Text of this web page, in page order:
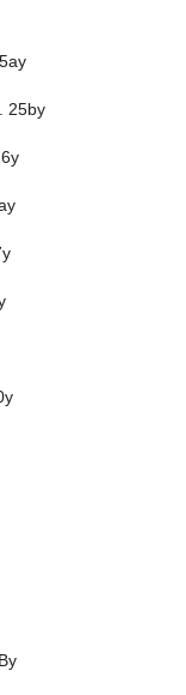
25by